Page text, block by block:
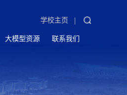
|
学校主页
大模型资源 联系我们